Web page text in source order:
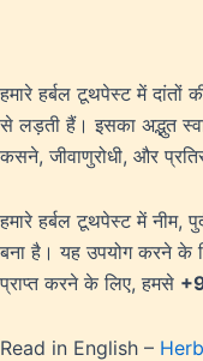
हमारे हर्बल टूथपेस्ट में
से लड़ती हैं। इसका अद्भुत
कसने, जीवाणुरोधी, और
हमारे हर्बल टूथपेस्ट में नीम,
बना है। यह उपयोग करने के
प्राप्त करने के लिए, हमसे
Read in English –